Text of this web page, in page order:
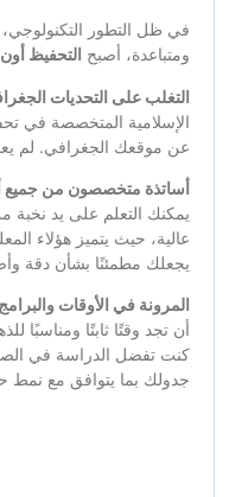
في ظل التطور التكنولوجي،
ومتباعدة، أصبح التحفيظ
التغلب على التحديات
الإسلامية المتخصصة في
عن موقعك الجغرافي. لم
أساتذة متخصصون من جميع
يمكنك التعلم على يد نخبة
عالية، حيث يتميز هؤلاء
يجعلك مطمئنًا بشأن دقة
المرونة في الأوقات
أن تجد وقتًا ثابتًا ومناسبًا
كنت تفضل الدراسة في
جدولك بما يتوافق مع نمط